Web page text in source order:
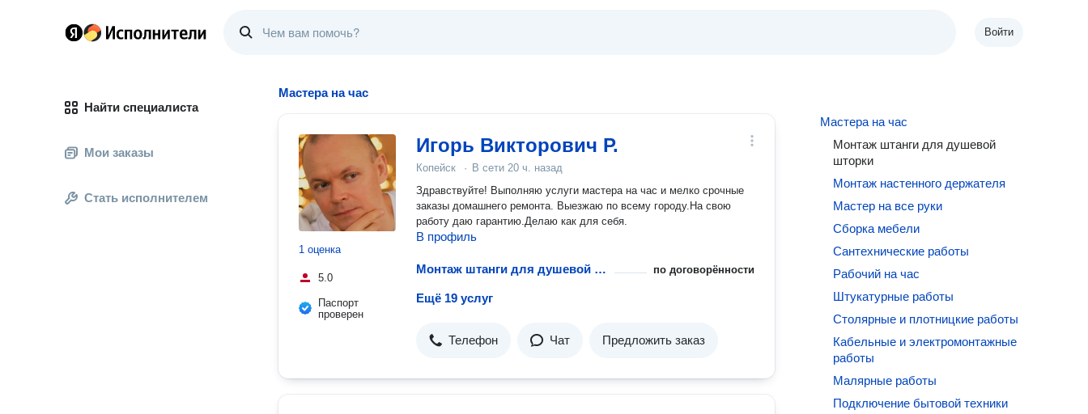
Войти
Найти специалиста
Мои заказы
Стать исполнителем
Мастера на час
1 оценка
5.0
Паспорт
проверен
Игорь Викторович Р.
Копейск · В сети 20 ч. назад
Здравствуйте! Выполняю услуги мастера на час и мелко срочные
заказы домашнего ремонта. Выезжаю по всему городу.На свою
работу даю гарантию.Делаю как для себя.
В профиль
Монтаж штанги для душевой шторки по договорённости
Ещё 19 услуг
Телефон Чат Предложить заказ
Мастера на час
Монтаж штанги для душевой
шторки
Монтаж настенного держателя
Мастер на все руки
Сборка мебели
Сантехнические работы
Рабочий на час
Штукатурные работы
Столярные и плотницкие работы
Кабельные и электромонтажные
работы
Малярные работы
Подключение бытовой техники